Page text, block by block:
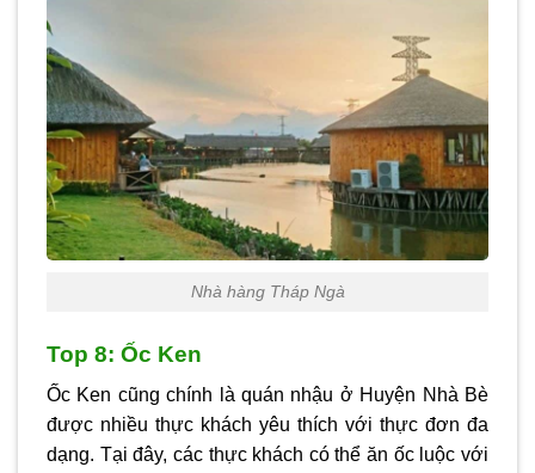
Nhà hàng Tháp Ngà
Top 8: Ốc Ken
Ốc Ken cũng chính là quán nhậu ở Huyện Nhà Bè
được nhiều thực khách yêu thích với thực đơn đa
dạng. Tại đây, các thực khách có thể ăn ốc luộc với